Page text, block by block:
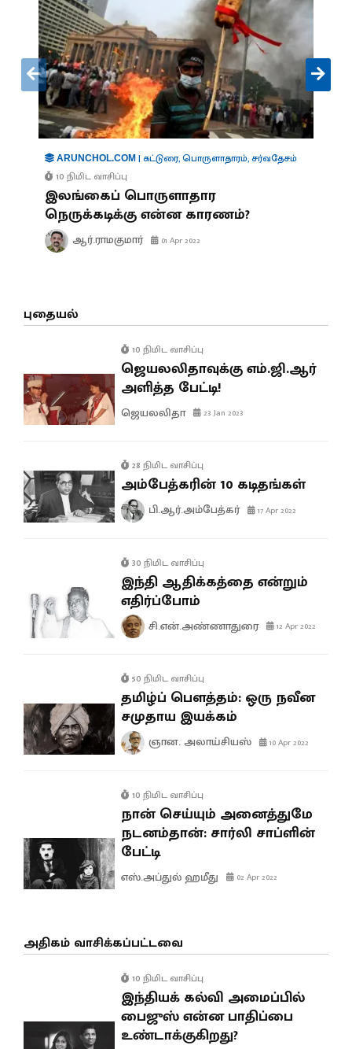
ARUNCHOL.COM |கட்டுரை,பொருளாதாரம்,சர்வதேசம்
10 நிமிட வாசிப்பு
இலங்கைப் பொருளாதார
நெருக்கடிக்கு என்ன காரணம்?
ஆர்.ராமகுமார் 01 Apr 2022
புதையல்
10 நிமிட வாசிப்பு
ஜெயலலிதாவுக்கு எம்.ஜி.ஆர்
அளித்த பேட்டி!
ஜெயலலிதா 23 Jan 2023
28 நிமிட வாசிப்பு
அம்பேத்கரின் 10 கடிதங்கள்
பி.ஆர்.அம்பேத்கர் 17 Apr 2022
30 நிமிட வாசிப்பு
இந்தி ஆதிக்கத்தை என்றும்
எதிர்ப்போம்
சி.என்.அண்ணாதுரை 12 Apr 2022
50 நிமிட வாசிப்பு
தமிழ்ப் பௌத்தம்: ஒரு நவீன
சமுதாய இயக்கம்
ஞான. அலாய்சியஸ் 10 Apr 2022
10 நிமிட வாசிப்பு
நான் செய்யும் அனைத்துமே
நடனம்தான்: சார்லி சாப்ளின்
பேட்டி
எஸ்.அப்துல் ஹமீது 02 Apr 2022
அதிகம் வாசிக்கப்பட்டவை
10 நிமிட வாசிப்பு
இந்தியக் கல்வி அமைப்பில்
பைஜுஸ் என்ன பாதிப்பை
உண்டாக்குகிறது?